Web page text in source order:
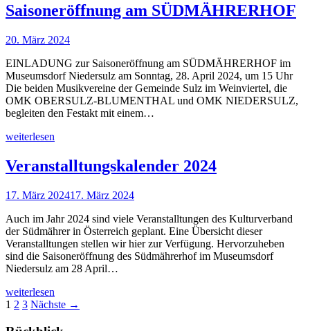
Saisoneröffnung am SÜDMÄHRERHOF
20. März 2024
EINLADUNG zur Saisoneröffnung am SÜDMÄHRERHOF im
Museumsdorf Niedersulz am Sonntag, 28. April 2024, um 15 Uhr
Die beiden Musikvereine der Gemeinde Sulz im Weinviertel, die
OMK OBERSULZ-BLUMENTHAL und OMK NIEDERSULZ,
begleiten den Festakt mit einem…
weiterlesen
Veranstalltungskalender 2024
17. März 202417. März 2024
Auch im Jahr 2024 sind viele Veranstalltungen des Kulturverband
der Südmährer in Österreich geplant. Eine Übersicht dieser
Veranstalltungen stellen wir hier zur Verfügung. Hervorzuheben
sind die Saisoneröffnung des Südmährerhof im Museumsdorf
Niedersulz am 28 April…
weiterlesen
1 2 3 Nächste →